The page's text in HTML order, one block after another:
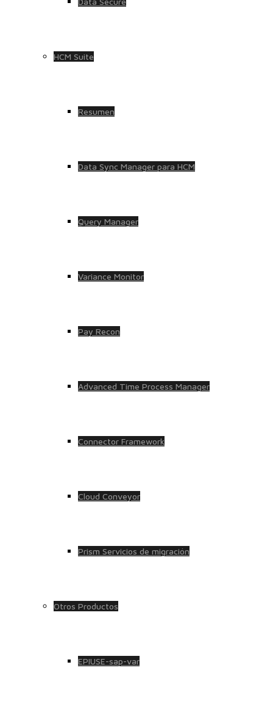
HCM Suite
Resumen
Data Sync Manager para HCM
Query Manager
Variance Monitor
Pay Recon
Advanced Time Process Manager
Connector Framework
Cloud Conveyor
Prism Servicios de migración
Otros Productos
EPIUSE-sap-var